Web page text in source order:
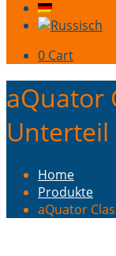
0 Cart
aQuator
Unterteil
Home
Produkte
aQuator